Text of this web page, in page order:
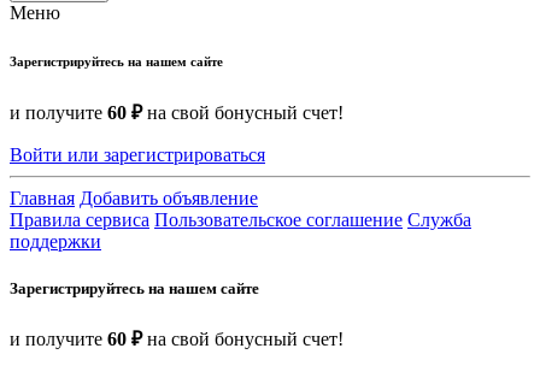
Меню
Зарегистрируйтесь на нашем сайте
и получите 60 ₽на свой бонусный счет!
Войти или зарегистрироваться
Главная Добавить объявление
Правила сервиса Пользовательское соглашение Служба
поддержки
Зарегистрируйтесь на нашем сайте
и получите 60 ₽на свой бонусный счет!